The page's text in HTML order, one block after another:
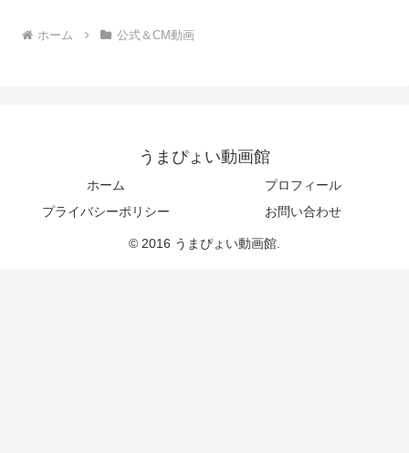
ホーム 公式＆CM動画
うまぴょい動画館
ホーム
プロフィール
プライバシーポリシー
お問い合わせ
© 2016 うまぴょい動画館.